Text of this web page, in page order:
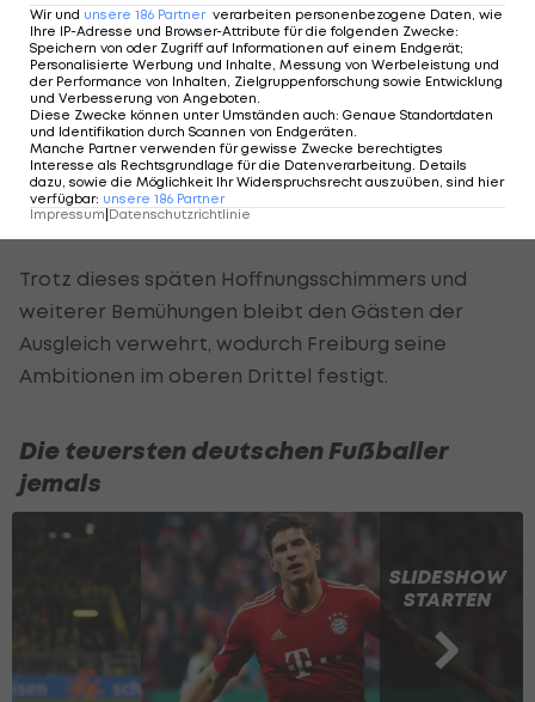
Tabakoviczunächst wegen einer Abseitsstellung
aberkannt wird.
Kevin Stögerkommt für Kevin Diks in die Partie
(84.) und hat sofort entscheidenden Einfluss: Nur
eine Minute nach seiner Einwechslung zirkelt
Stöger einen Eckball genau auf Haris Tabakovic,
der per Kopf zum 2:1 verkürzt (85.).
Trotz dieses späten Hoffnungsschimmers und
weiterer Bemühungen bleibt den Gästen der
Ausgleich verwehrt, wodurch Freiburg seine
Ambitionen im oberen Drittel festigt.
Die teuersten deutschen Fußballer
jemals
SLIDESHOW
STARTEN
Wir und unsere 186 Partner verarbeiten personenbezogene Daten, wie
Ihre IP-Adresse und Browser-Attribute für die folgenden Zwecke:
Speichern von oder Zugriff auf Informationen auf einem Endgerät;
Personalisierte Werbung und Inhalte, Messung von Werbeleistung und
der Performance von Inhalten, Zielgruppenforschung sowie Entwicklung
und Verbesserung von Angeboten
Diese Zwecke können unter Umständen auch: Genaue Standortdaten
und Identifikation durch Scannen von Endgeräten
Manche Partner verwenden für gewisse Zwecke berechtigtes
Interesse als Rechtsgrundlage für die Datenverarbeitung. Details
dazu, sowie die Möglichkeit Ihr Widerspruchsrecht auszuüben, sind hier
verfügbar: unsere 186 Partner
Impressum|Datenschutzrichtlinie